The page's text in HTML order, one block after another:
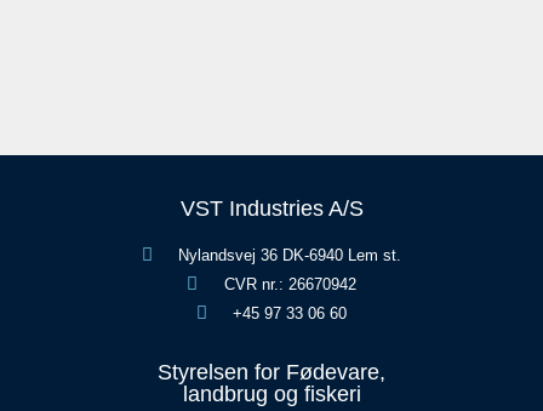
VST Industries A/S
Nylandsvej 36 DK-6940 Lem st.
CVR nr.: 26670942
+45 97 33 06 60
Styrelsen for Fødevare,
landbrug og fiskeri